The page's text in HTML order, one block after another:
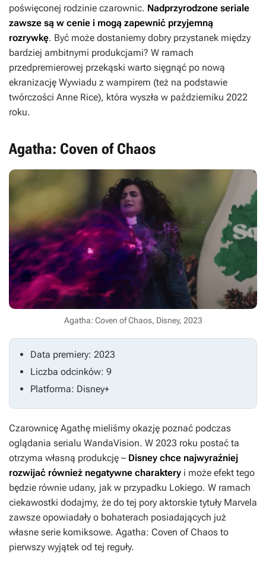
poświęconej rodzinie czarownic. Nadprzyrodzone seriale
zawsze są w cenie i mogą zapewnić przyjemną
rozrywkę. Być może dostaniemy dobry przystanek między
bardziej ambitnymi produkcjami? W ramach
przedpremierowej przekąski warto sięgnąć po nową
ekranizację Wywiadu z wampirem (też na podstawie
twórczości Anne Rice), która wyszła w październiku 2022
roku.
Agatha: Coven of Chaos
Agatha: Coven of Chaos, Disney, 2023
Data premiery: 2023
Liczba odcinków: 9
Platforma: Disney+
Czarownicę Agathę mieliśmy okazję poznać podczas
oglądania serialu WandaVision. W 2023 roku postać ta
otrzyma własną produkcję – Disney chce najwyraźniej
rozwijać również negatywne charaktery i może efekt tego
będzie równie udany, jak w przypadku Lokiego. W ramach
ciekawostki dodajmy, że do tej pory aktorskie tytuły Marvela
zawsze opowiadały o bohaterach posiadających już
własne serie komiksowe. Agatha: Coven of Chaos to
pierwszy wyjątek od tej reguły.